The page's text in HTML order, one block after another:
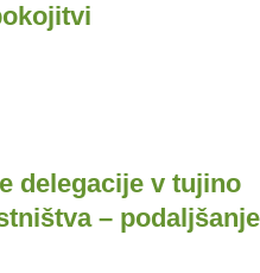
delegacije v tujino
– podaljšanje